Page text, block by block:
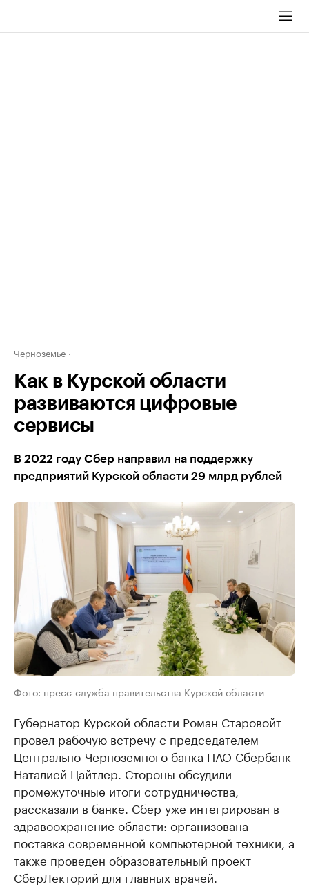
Черноземье
Как в Курской области
развиваются цифровые
сервисы
В 2022 году Сбер направил на поддержку
предприятий Курской области 29 млрд рублей
Фото: пресс-служба правительства Курской области
Губернатор Курской области Роман Старовойт
провел рабочую встречу с председателем
Центрально-Черноземного банка ПАО Сбербанк
Наталией Цайтлер. Стороны обсудили
промежуточные итоги сотрудничества,
рассказали в банке. Сбер уже интегрирован в
здравоохранение области: организована
поставка современной компьютерной техники, а
также проведен образовательный проект
СберЛекторий для главных врачей.